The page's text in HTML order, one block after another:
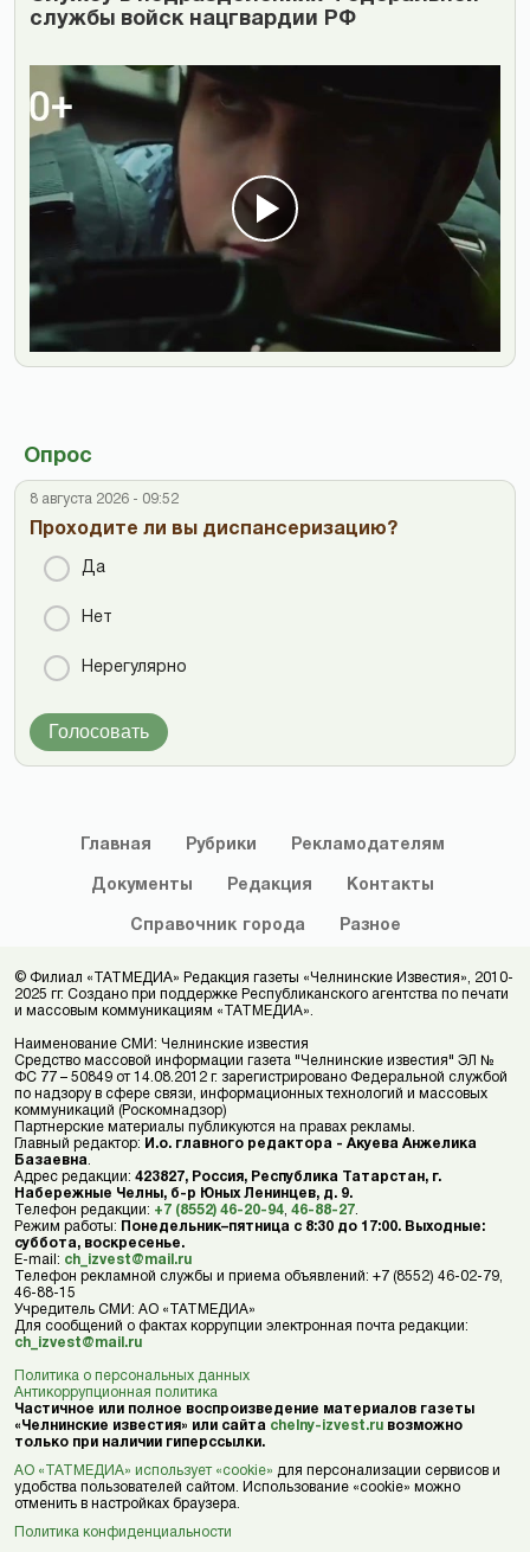
службы войск нацгвардии РФ
Опрос
8 августа 2026 - 09:52
Проходите ли вы диспансеризацию?
Да
Нет
Нерегулярно
Голосовать
Главная Рубрики Рекламодателям
Документы Редакция Контакты
Справочник города Разное
© Филиал «ТАТМЕДИА» Редакция газеты «Челнинские Известия», 2010-
2025 гг. Создано при поддержке Республиканского агентства по печати
и массовым коммуникациям «ТАТМЕДИА».
Наименование СМИ: Челнинские известия
Средство массовой информации газета "Челнинские известия" ЭЛ №
ФС 77 – 50849 от 14.08.2012 г. зарегистрировано Федеральной службой
по надзору в сфере связи, информационных технологий и массовых
коммуникаций (Роскомнадзор)
Партнерские материалы публикуются на правах рекламы.
Главный редактор: И.о. главного редактора - Акуева Анжелика
Базаевна
Адрес редакции: 423827, Россия, Республика Татарстан, г.
Набережные Челны, б-р Юных Ленинцев, д. 9.
Телефон редакции: +7 (8552) 46-20-94 46-88-27
Режим работы: Понедельник–пятница с 8:30 до 17:00. Выходные:
суббота, воскресенье.
E-mail: ch_izvest@mail.ru
Телефон рекламной службы и приема объявлений: +7 (8552) 46-02-79,
46-88-15
Учредитель СМИ: АО «ТАТМЕДИА»
Для сообщений о фактах коррупции электронная почта редакции:
ch_izvest@mail.ru
Политика о персональных данных
Антикоррупционная политика
Частичное или полное воспроизведение материалов газеты
«Челнинские известия» или сайта chelny-izvest.ru возможно
только при наличии гиперссылки.
АО «ТАТМЕДИА» использует «cookie» для персонализации сервисов и
удобства пользователей сайтом. Использование «cookie» можно
отменить в настройках браузера.
Политика конфиденциальности